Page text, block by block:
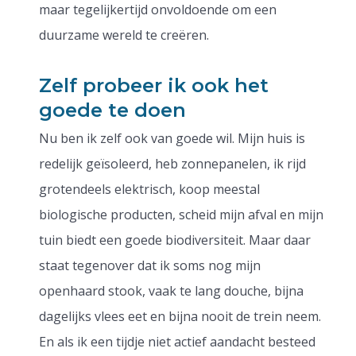
maar tegelijkertijd onvoldoende om een
duurzame wereld te creëren.
Zelf probeer ik ook het
goede te doen
Nu ben ik zelf ook van goede wil. Mijn huis is
redelijk geïsoleerd, heb zonnepanelen, ik rijd
grotendeels elektrisch, koop meestal
biologische producten, scheid mijn afval en mijn
tuin biedt een goede biodiversiteit. Maar daar
staat tegenover dat ik soms nog mijn
openhaard stook, vaak te lang douche, bijna
dagelijks vlees eet en bijna nooit de trein neem.
En als ik een tijdje niet actief aandacht besteed